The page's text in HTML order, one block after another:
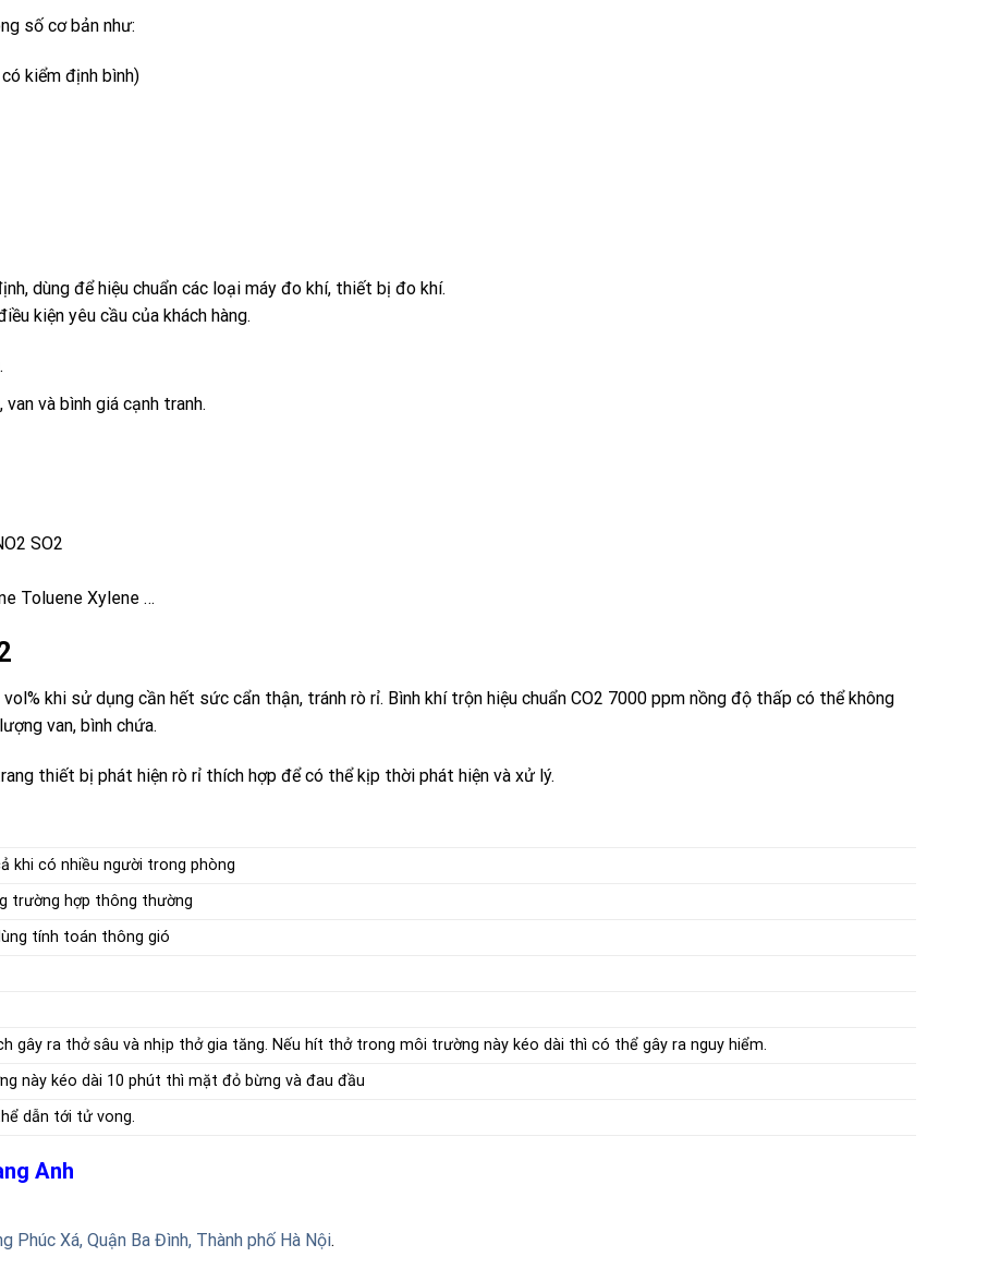
số cơ bản như:
kiểm định bình)
dùng để hiệu chuẩn các loại máy đo khí, thiết bị đo khí.
kiện yêu cầu của khách hàng.
và bình giá cạnh tranh.
SO2
Toluene Xylene …
khi sử dụng cần hết sức cẩn thận, tránh rò rỉ. Bình khí trộn hiệu chuẩn CO2 7000 ppm nồng độ thấp có thể không
van, bình chứa.
thiết bị phát hiện rò rỉ thích hợp để có thể kịp thời phát hiện và xử lý.
khi có nhiều người trong phòng
trường hợp thông thường
tính toán thông gió
gây ra thở sâu và nhịp thở gia tăng. Nếu hít thở trong môi trường này kéo dài thì có thể gây ra nguy hiểm.
này kéo dài 10 phút thì mặt đỏ bừng và đau đầu
dẫn tới tử vong.
Anh
Phúc Xá, Quận Ba Đình, Thành phố Hà Nội.